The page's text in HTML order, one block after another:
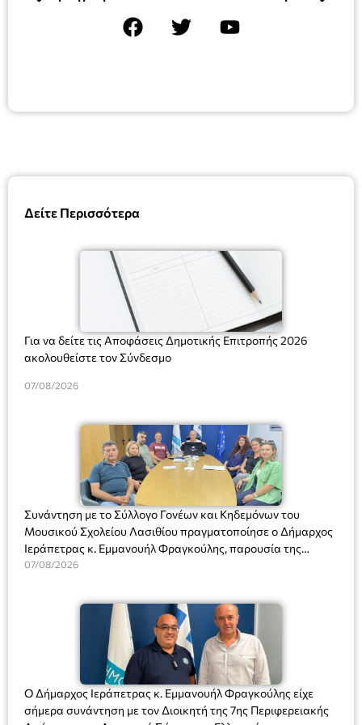
Δείτε Περισσότερα
Για να δείτε τις Αποφάσεις Δημοτικής Επιτροπής 2026
ακολουθείστε τον Σύνδεσμο
07/08/2026
Συνάντηση με το Σύλλογο Γονέων και Κηδεμόνων του
Μουσικού Σχολείου Λασιθίου πραγματοποίησε ο Δήμαρχος
Ιεράπετρας κ. Εμμανουήλ Φραγκούλης, παρουσία της
Διευθύντριας του σχολείου κας Μαριάννας Χαΐτα.
07/08/2026
Ο Δήμαρχος Ιεράπετρας κ. Εμμανουήλ Φραγκούλης είχε
σήμερα συνάντηση με τον Διοικητή της 7ης Περιφερειακής